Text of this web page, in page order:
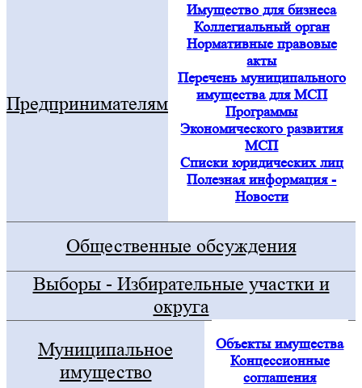
Предпринимателям
Имущество для бизнеса
Коллегиальный орган
Нормативные правовые
акты
Перечень муниципального
имущества для МСП
Программы
Экономического развития
МСП
Списки юридических лиц
Полезная информация -
Новости
Общественные обсуждения
Выборы - Избирательные участки и
округа
Муниципальное
имущество
Объекты имущества
Концессионные
соглашения